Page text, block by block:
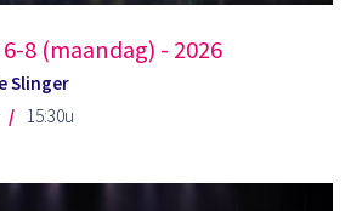
8 (maandag) - 2026
Slinger
15:30u